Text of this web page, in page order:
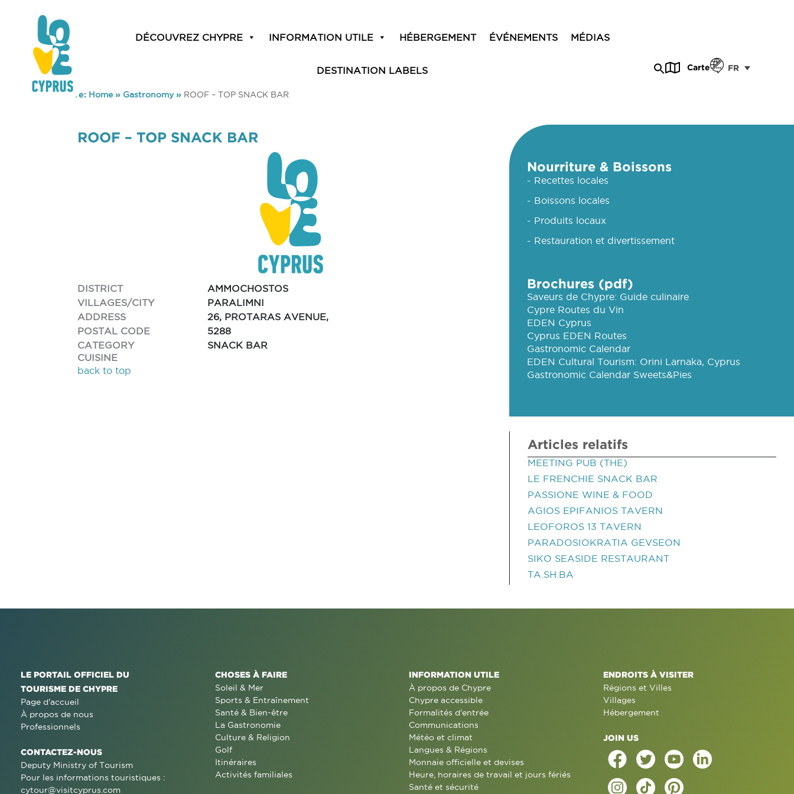
DÉCOUVREZ CHYPRE INFORMATION UTILE HÉBERGEMENT ÉVÉNEMENTS MÉDIAS
DESTINATION LABELS Carte FR
You are here: Home» Gastronomy» ROOF – TOP SNACK BAR
ROOF – TOP SNACK BAR
DISTRICT
AMMOCHOSTOS
VILLAGES/CITY
PARALIMNI
ADDRESS
26, PROTARAS AVENUE,
POSTAL CODE
5288
CATEGORY
SNACK BAR
CUISINE
back to top
Nourriture & Boissons
- Recettes locales
- Boissons locales
- Produits locaux
- Restauration et divertissement
Brochures (pdf)
Saveurs de Chypre: Guide culinaire
Cypre Routes du Vin
EDEN Cyprus
Cyprus EDEN Routes
Gastronomic Calendar
EDEN Cultural Tourism: Orini Larnaka, Cyprus
Gastronomic Calendar Sweets&Pies
Articles relatifs
MEETING PUB (THE)
LE FRENCHIE SNACK BAR
PASSIONE WINE & FOOD
AGIOS EPIFANIOS TAVERN
LEOFOROS 13 TAVERN
PARADOSIOKRATIA GEVSEON
SIKO SEASIDE RESTAURANT
TA.SH.BA
LE PORTAIL OFFICIEL DU
TOURISME DE CHYPRE
Page d'accueil
À propos de nous
Professionnels
CONTACTEZ-NOUS
Deputy Ministry of Tourism
Pour les informations touristiques :
cytour@visitcyprus.com
CHOSES À FAIRE
Soleil & Mer
Sports & Entraînement
Santé & Bien-être
La Gastronomie
Culture & Religion
Golf
Itinéraires
Activités familiales
INFORMATION UTILE
À propos de Chypre
Chypre accessible
Formalités d'entrée
Communications
Météo et climat
Langues & Régions
Monnaie officielle et devises
Heure, horaires de travail et jours fériés
Santé et sécurité
ENDROITS À VISITER
Régions et Villes
Villages
Hébergement
JOIN US